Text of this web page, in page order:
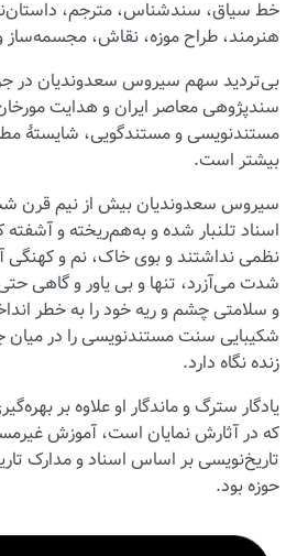
خط سیاق، سندشناس، مترجم،
هنرمند، طراح موزه، نقاش، مجسمه‌ساز
بی‌تردید سهم سیروس سعدوندیان در
سندپژوهی معاصر ایران و هدایت مورخان
مستندنویسی و مستندگویی، شایستۀ
بیشتر است.
سیروس سعدوندیان بیش از نیم قرن
اسناد تلنبار شده و به‌هم‌ریخته و
نظمی نداشتند و بوی خاک، نم و کهنگی
شدت می‌آزرد، تنها و بی یاور و گاهی
و سلامتی چشم و ریه خود را به خطر
شکیبایی سنت مستندنویسی را در میان
زنده نگاه دارد.
یادگار سترگ و ماندگار او علاوه بر
که در آثارش نمایان است، آموزش
تاریخ‌نویسی بر اساس اسناد و مدارک
حوزه بود.